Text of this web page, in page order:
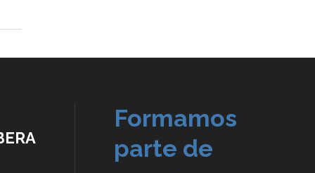
Formamos
parte de